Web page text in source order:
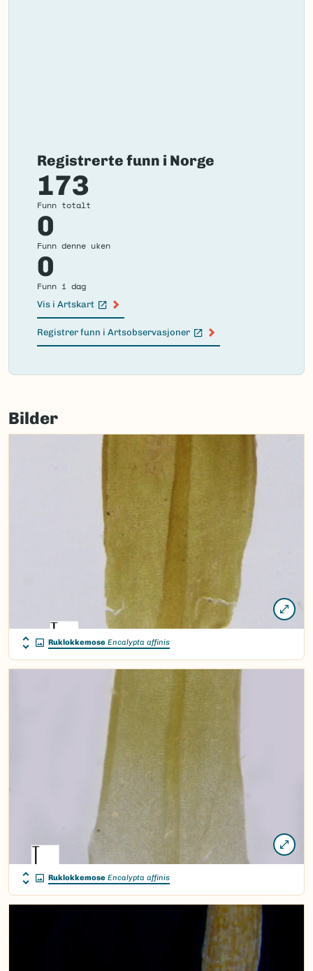
Registrerte funn i Norge
173
Funn totalt
0
Funn denne uken
0
Funn i dag
Vis i Artskart
(Ekstern lenke)
Registrer funn i Artsobservasjoner
(Ekstern lenke)
Failed
load
Bilder
Ruklokkemose Encalypta affinis
Ruklokkemose Encalypta affinis